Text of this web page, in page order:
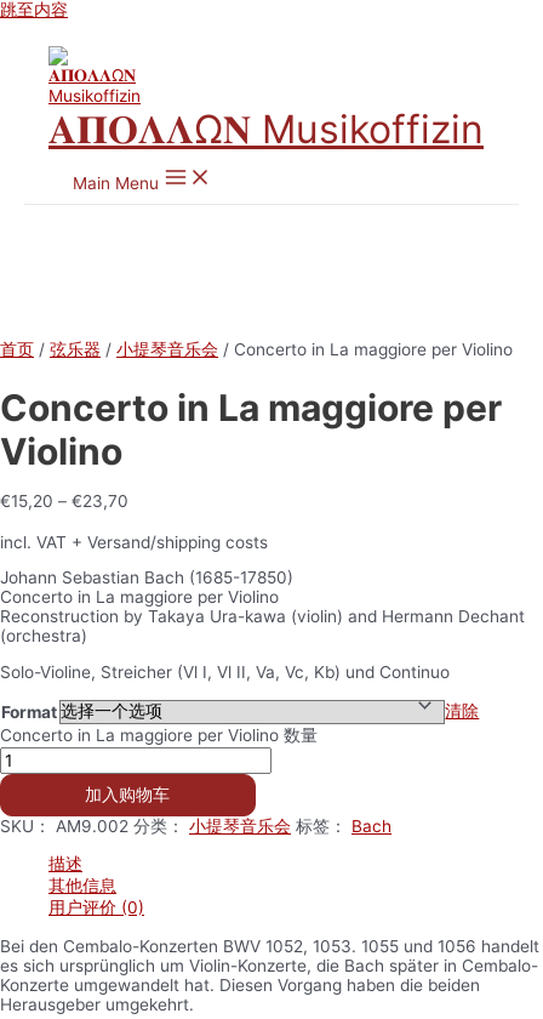
跳至内容
𝚨𝚷𝚶𝚲𝚲Ω𝚴 Musikoffizin
Main Menu
首页 / 弦乐器 / 小提琴音乐会 / Concerto in La maggiore per Violino
Concerto in La maggiore per
Violino
€15,20 – €23,70
incl. VAT + Versand/shipping costs
Johann Sebastian Bach (1685-17850)
Concerto in La maggiore per Violino
Reconstruction by Takaya Ura-kawa (violin) and Hermann Dechant
(orchestra)
Solo-Violine, Streicher (Vl I, Vl II, Va, Vc, Kb) und Continuo
Format
清除
Concerto in La maggiore per Violino 数量
加入购物车
SKU： AM9.002 分类： 小提琴音乐会 标签： Bach
描述
其他信息
用户评价 (0)
Bei den Cembalo-Konzerten BWV 1052, 1053. 1055 und 1056 handelt
es sich ursprünglich um Violin-Konzerte, die Bach später in Cembalo-
Konzerte umgewandelt hat. Diesen Vorgang haben die beiden
Herausgeber umgekehrt.